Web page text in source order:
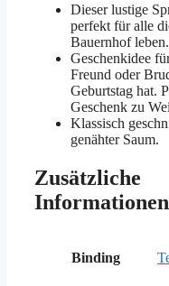
Dieser lustige
perfekt für alle
Bauernhof leben.
Geschenkidee
Freund oder
Geburtstag hat.
Geschenk zu
Klassisch
genähter Saum.
Zusätzliche
Informationen
Binding